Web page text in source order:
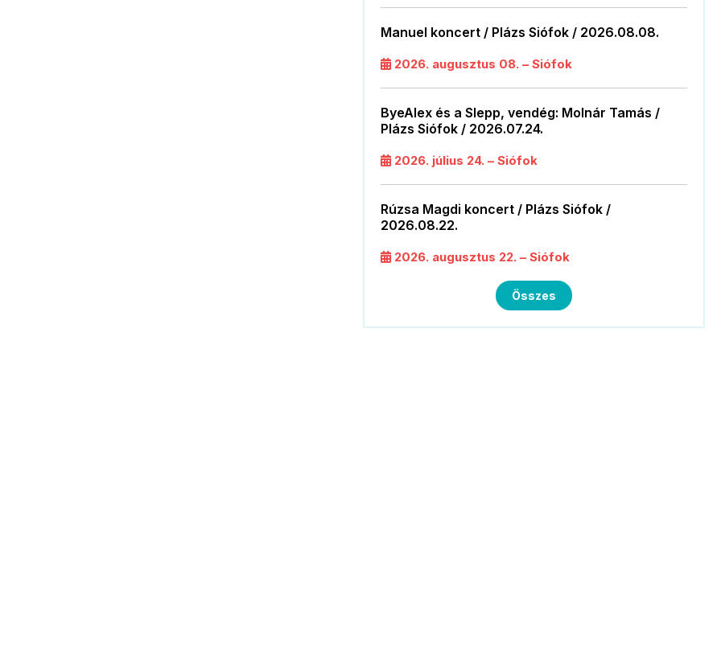
Manuel koncert / Plázs Siófok / 2026.08.08.
2026. augusztus 08. – Siófok
ByeAlex és a Slepp, vendég: Molnár Tamás /
Plázs Siófok / 2026.07.24.
2026. július 24. – Siófok
Rúzsa Magdi koncert / Plázs Siófok /
2026.08.22.
2026. augusztus 22. – Siófok
Összes